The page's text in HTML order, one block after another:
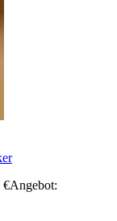
€Angebot: